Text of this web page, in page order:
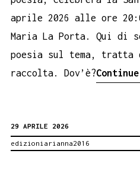
aprile 2026 alle ore
Maria La Porta. Qui di
poesia sul tema, tratta
raccolta. Dov’è?
29 APRILE 2026
edizioniarianna2016